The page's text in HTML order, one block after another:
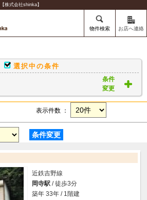
株式会社shinka】
物件検索 お店へ連絡
選択中の条件
条件
変更
表示件数 ：
条件変更
近鉄吉野線
岡寺駅 / 徒歩3分
築年 33年 / 1階建